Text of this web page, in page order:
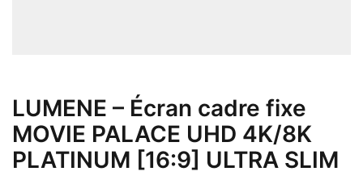
LUMENE – Écran cadre fixe
MOVIE PALACE UHD 4K/8K
PLATINUM [16:9] ULTRA SLIM